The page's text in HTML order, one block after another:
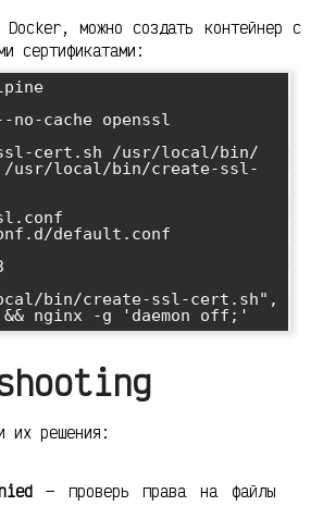
Docker, можно создать контейнер с
сертификатами:
no-cache openssl
ssl-cert.sh /usr/local/bin/
/usr/local/bin/create-ssl-
default.conf
bin/create-ssl-cert.sh",
nginx -g 'daemon off;'
их решения:
— проверь права на файлы